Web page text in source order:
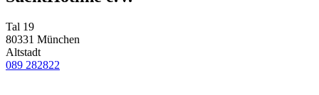
Tal 19
80331 München
Altstadt
089 282822